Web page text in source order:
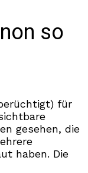
so
für
gesehen, die
haben. Die